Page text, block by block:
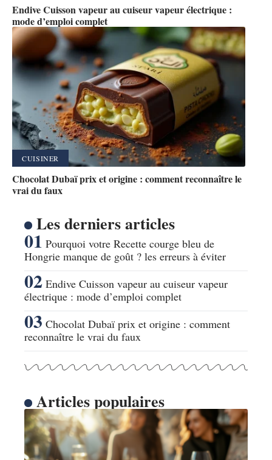
Endive Cuisson vapeur au cuiseur vapeur électrique :
mode d’emploi complet
CUISINER
Chocolat Dubaï prix et origine : comment reconnaître le
vrai du faux
Les derniers articles
Pourquoi votre Recette courge bleu de
Hongrie manque de goût ? les erreurs à éviter
Endive Cuisson vapeur au cuiseur vapeur
électrique : mode d’emploi complet
Chocolat Dubaï prix et origine : comment
reconnaître le vrai du faux
Articles populaires